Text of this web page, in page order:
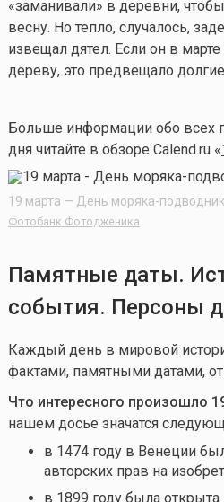
«заманивали» в деревни,
весну. Но тепло, случалось,
извещал дятел. Если он в марте
дереву, это предвещало
Больше информации обо всех
дня читайте в обзоре Calend.ru «
19 марта — День моряка-
Фотобанк Фотодженика
Памятные даты.
события. Персоны
Каждый день в мировой
фактами, памятными датами,
Что интересного произошло
нашем досье значатся
в 1474 году в Венеции
авторских прав на
в 1899 году была